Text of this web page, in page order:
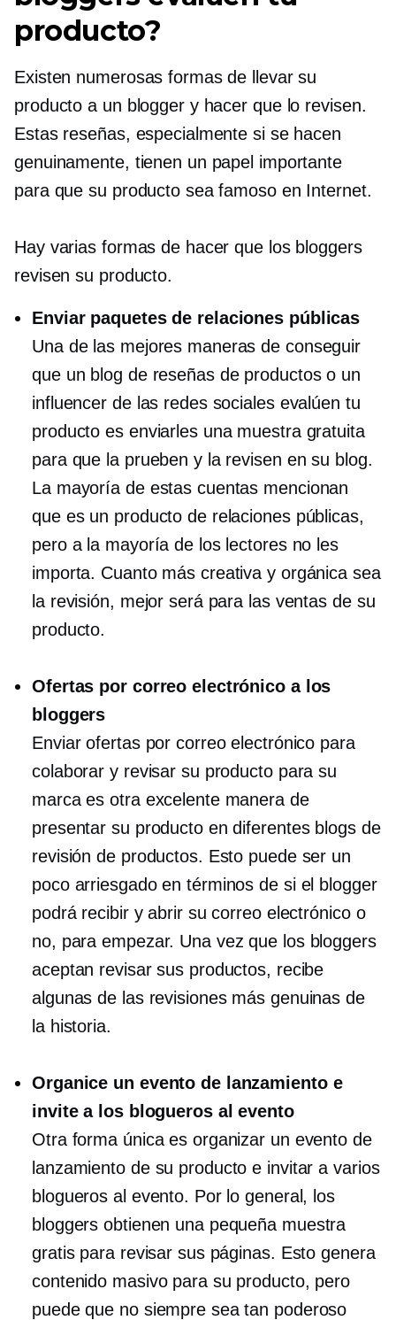
producto?
Existen numerosas formas de llevar su
producto a un blogger y hacer que lo revisen.
Estas reseñas, especialmente si se hacen
genuinamente, tienen un papel importante
para que su producto sea famoso en Internet.
Hay varias formas de hacer que los bloggers
revisen su producto.
Enviar paquetes de relaciones públicas
Una de las mejores maneras de conseguir
que un blog de reseñas de productos o un
influencer de las redes sociales evalúen tu
producto es enviarles una muestra gratuita
para que la prueben y la revisen en su blog.
La mayoría de estas cuentas mencionan
que es un producto de relaciones públicas,
pero a la mayoría de los lectores no les
importa. Cuanto más creativa y orgánica sea
la revisión, mejor será para las ventas de su
producto.
Ofertas por correo electrónico a los
bloggers
Enviar ofertas por correo electrónico para
colaborar y revisar su producto para su
marca es otra excelente manera de
presentar su producto en diferentes blogs de
revisión de productos. Esto puede ser un
poco arriesgado en términos de si el blogger
podrá recibir y abrir su correo electrónico o
no, para empezar. Una vez que los bloggers
aceptan revisar sus productos, recibe
algunas de las revisiones más genuinas de
la historia.
Organice un evento de lanzamiento e
invite a los blogueros al evento
Otra forma única es organizar un evento de
lanzamiento de su producto e invitar a varios
blogueros al evento. Por lo general, los
bloggers obtienen una pequeña muestra
gratis para revisar sus páginas. Esto genera
contenido masivo para su producto, pero
puede que no siempre sea tan poderoso